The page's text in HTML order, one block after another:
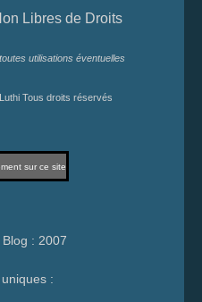
Libres de Droits
utilisations éventuelles
Tous droits réservés
sur ce site
: 2007
: